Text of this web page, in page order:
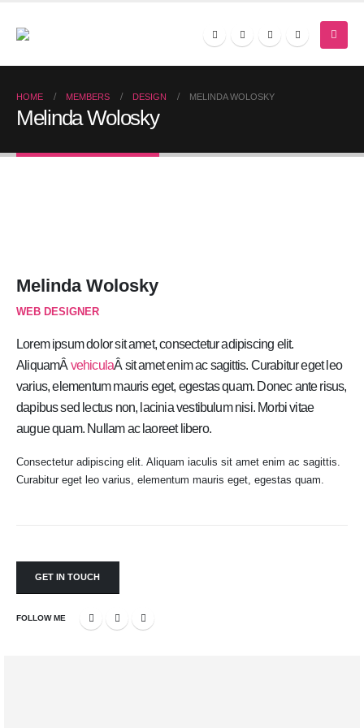
HOME MEMBERS DESIGN MELINDA WOLOSKY
Melinda Wolosky
Melinda Wolosky
WEB DESIGNER
Lorem ipsum dolor sit amet, consectetur adipiscing elit.
AliquamÂ vehiculaÂ sit amet enim ac sagittis. Curabitur eget leo
varius, elementum mauris eget, egestas quam. Donec ante risus,
dapibus sed lectus non, lacinia vestibulum nisi. Morbi vitae
augue quam. Nullam ac laoreet libero.
Consectetur adipiscing elit. Aliquam iaculis sit amet enim ac sagittis.
Curabitur eget leo varius, elementum mauris eget, egestas quam.
GET IN TOUCH
FOLLOW ME